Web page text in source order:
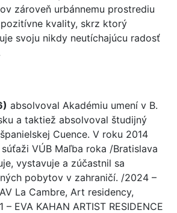
zároveň urbánnemu prostrediu
kvality, skrz ktorý
svoju nikdy neutíchajúcu radosť
absolvoval Akadémiu umení v B.
a taktiež absolvoval študijný
Cuence. V roku 2014
VÚB Maľba roka /Bratislava
vystavuje a zúčastnil sa
pobytov v zahraničí. /2024 –
La Cambre, Art residency,
– EVA KAHAN ARTIST RESIDENCE